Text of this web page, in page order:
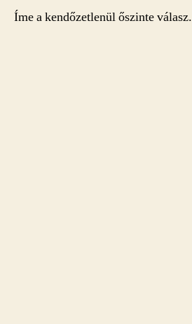
Íme a kendőzetlenül őszinte válasz.